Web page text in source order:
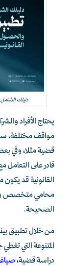
دليلك
يحتاج الأفراد
مواقف مختلفة،
قضية مثلا، وفي
قادر على التعامل
القانونية قد
محامي متخصص
الصحيحة.
المتنوعة التي
دراسة قضية،